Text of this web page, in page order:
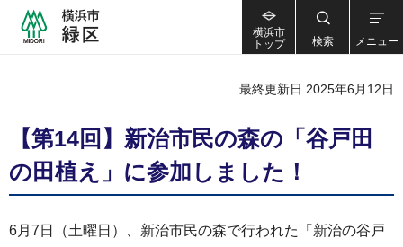
横浜市
トップ
検索 メニュー
最終更新日 2025年6月12日
【第14回】新治市民の森の「谷戸田
の田植え」に参加しました！
6月7日（土曜日）、新治市民の森で行われた「新治の谷戸